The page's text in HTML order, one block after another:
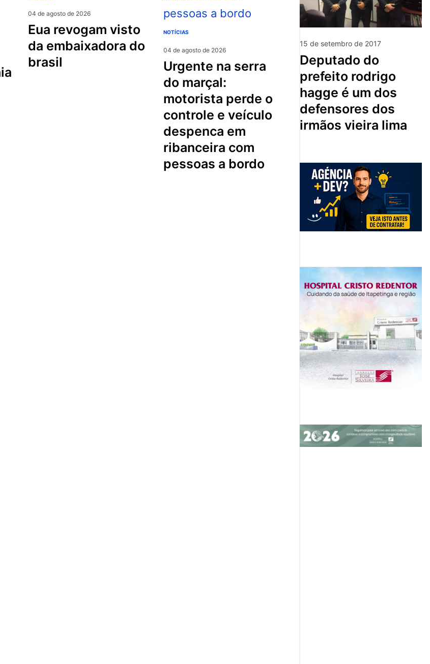
04 de agosto de 2026
eua revogam visto
da embaixadora do
brasil
NOTÍCIAS
04 de agosto de 2026
urgente na serra
do marçal:
motorista perde o
controle e veículo
despenca em
ribanceira com
pessoas a bordo
15 de setembro de 2017
deputado do
prefeito rodrigo
hagge é um dos
defensores dos
irmãos vieira lima